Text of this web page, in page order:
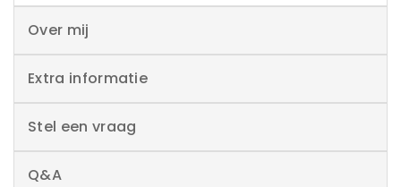
Over mij
Extra informatie
Stel een vraag
Q&A